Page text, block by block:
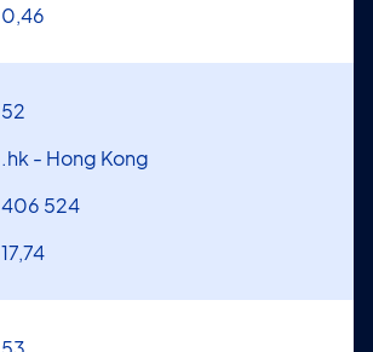
0,46
52
.hk - Hong Kong
406 524
17,74